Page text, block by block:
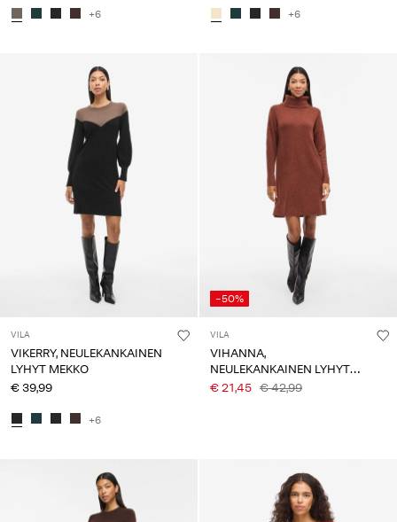
+6 +6
VILA
VIKERRY, NEULEKANKAINEN
LYHYT MEKKO
€ 39,99
+6
-50%
VILA
VIHANNA,
NEULEKANKAINEN LYHYT
MEKKO
€ 21,45 € 42,99